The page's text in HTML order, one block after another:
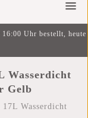
16:00 Uhr bestellt, heute
Wasserdicht
Gelb
17L Wasserdicht